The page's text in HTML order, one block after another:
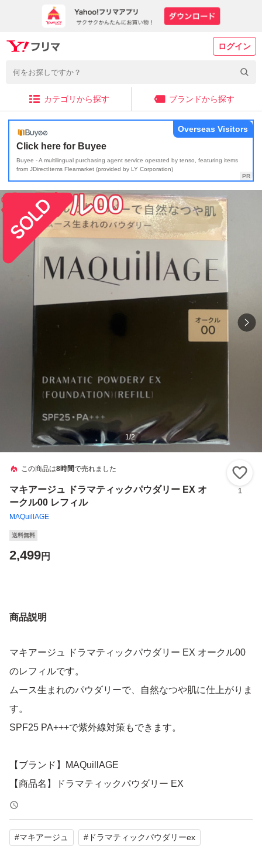
ログイン
カテゴリから探す ブランドから探す
Click here for Buyee
Buyee - A multilingual purchasing agent service operated by tenso, featuring items
from JDirectItems Fleamarket (provided by LY Corporation)
Overseas Visitors
1/2
この商品は8時間で売れました
マキアージュ ドラマティックパウダリー EX オ
ークル00 レフィル
MAQuillAGE
1
送料無料
2,499円
商品説明
マキアージュ ドラマティックパウダリー EX オークル00
のレフィルです。
ムース生まれのパウダリーで、自然なつや肌に仕上がりま
す。
SPF25 PA+++で紫外線対策もできます。
【ブランド】MAQuillAGE
【商品名】ドラマティックパウダリー EX
【カラー】オークル00
【タイプ】レフィル
【SPF/PA】SPF25 PA+++
#マキアージュ # ドラマティックパウダリーex